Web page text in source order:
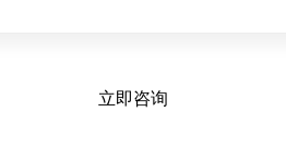
立即咨询